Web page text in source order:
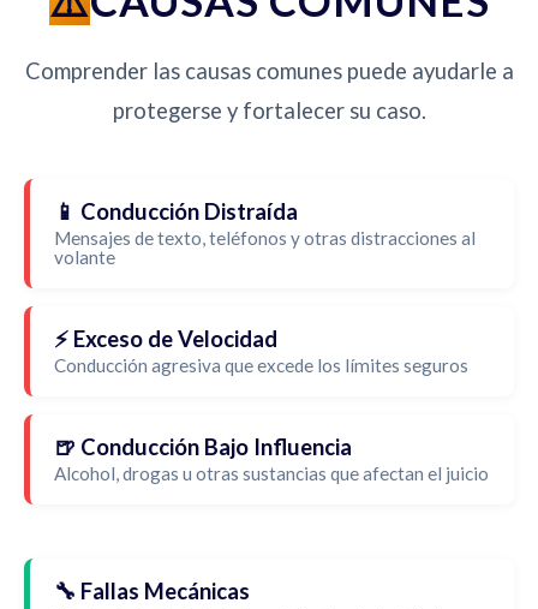
Comprender las causas comunes puede ayudarle a
protegerse y fortalecer su caso.
📱 Conducción Distraída
Mensajes de texto, teléfonos y otras distracciones al
volante
⚡ Exceso de Velocidad
Conducción agresiva que excede los límites seguros
🍺 Conducción Bajo Influencia
Alcohol, drogas u otras sustancias que afectan el juicio
🔧 Fallas Mecánicas